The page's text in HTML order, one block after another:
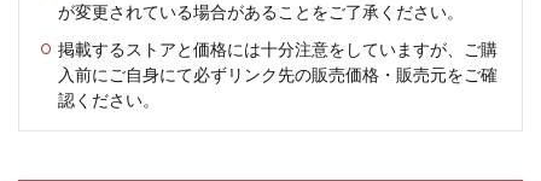
が変更されている場合があることをご了承ください。
掲載するストアと価格には十分注意をしていますが、ご購
入前にご自身にて必ずリンク先の販売価格・販売元をご確
認ください。